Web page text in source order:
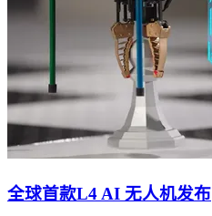
全球首款L4 AI 无人机发布